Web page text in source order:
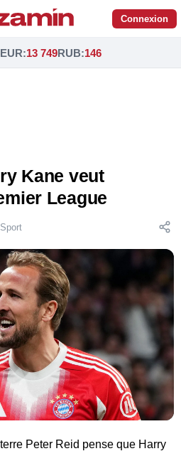
Connexion
EUR:13 749RUB:146
Kane veut
League
Sport
Peter Reid pense que Harry